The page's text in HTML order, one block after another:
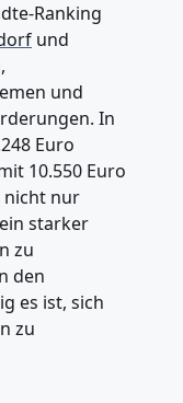
Ranking
und
und
In
Euro
10.550 Euro
nicht nur
starker
zu
den
es ist, sich
zu